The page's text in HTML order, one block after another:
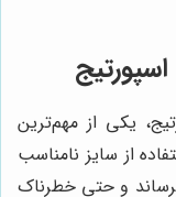
یکی از مهم‌ترین
از سایز نامناسب
و حتی خطرناک